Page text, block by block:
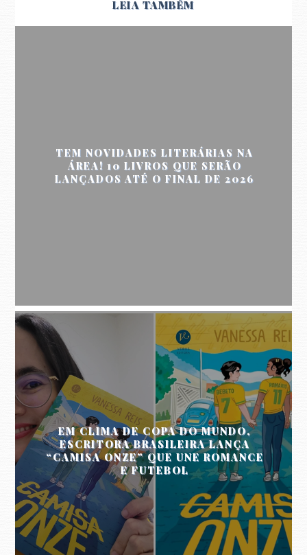
LEIA TAMBÉM
TEM NOVIDADES LITERÁRIAS NA
ÁREA! 10 LIVROS QUE SERÃO
LANÇADOS ATÉ O FINAL DE 2026
EM CLIMA DE COPA DO MUNDO,
ESCRITORA BRASILEIRA LANÇA
“CAMISA ONZE” QUE UNE ROMANCE
E FUTEBOL